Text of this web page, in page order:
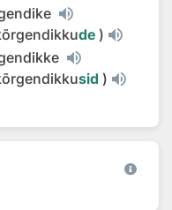
de )
sid )